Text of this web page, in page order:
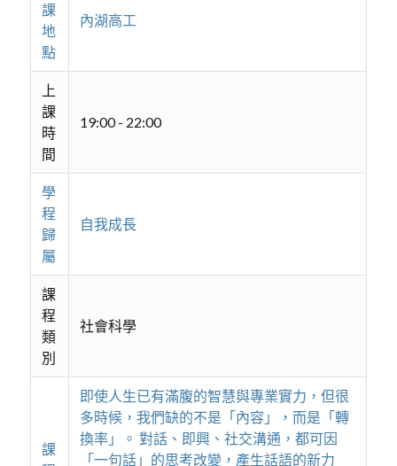
課
地
點
內湖高工
上
課
時
間
19:00 - 22:00
學
程
歸
屬
自我成長
課
程
類
別
社會科學
課
即使人生已有滿腹的智慧與專業實力，但很
多時候，我們缺的不是「內容」，而是「轉
換率」。 對話、即興、社交溝通，都可因
「一句話」的思考改變，產生話語的新力